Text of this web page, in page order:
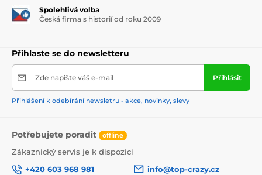
Spolehlivá volba
Česká firma s historií od roku 2009
Přihlaste se do newsletteru
Zde napište váš e-mail Přihlásit
Přihlášení k odebírání newsletru - akce, novinky, slevy
Potřebujete poradit offline
Zákaznický servis je k dispozici
+420 603 968 981
info@top-crazy.cz